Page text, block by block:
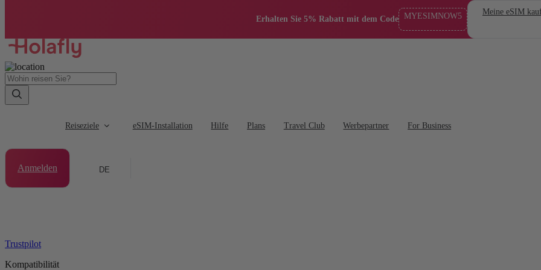
Erhalten Sie 5% Rabatt mit dem Code MYESIMNOW5 Meine eSIM
Reiseziele eSIM-Installation Hilfe Plans Travel Club Werbepartner For Business
Anmelden DE
Trustpilot
Kompatibilität